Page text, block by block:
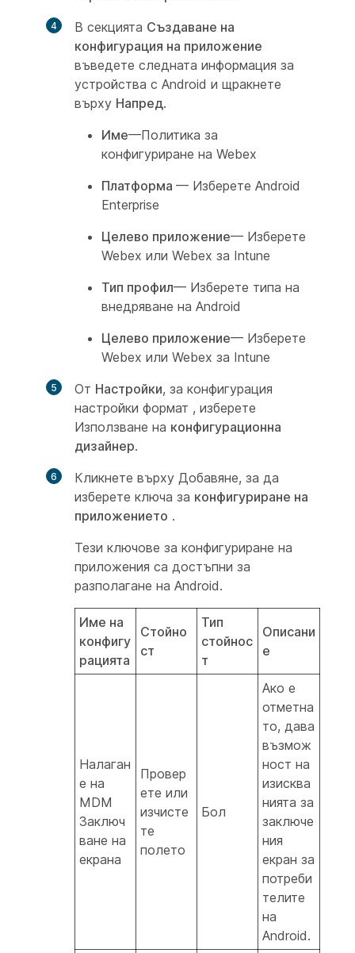
В секцията Създаване на
конфигурация на приложение
въведете следната информация за
устройства с Android и щракнете
върху Напред.
Име—Политика за
конфигуриране на Webex
Платформа — Изберете Android
Enterprise
Целево приложение— Изберете
Webex или Webex за Intune
Тип профил— Изберете типа на
внедряване на Android
Целево приложение— Изберете
Webex или Webex за Intune
От Настройки, за конфигурация
настройки формат , изберете
Използване на конфигурационна
дизайнер.
Кликнете върху Добавяне, за да
изберете ключа за конфигуриране на
приложението .
Тези ключове за конфигуриране на
приложения са достъпни за
разполагане на Android.
Име на
конфигу
рацията
Стойно
ст
Тип
стойнос
т
Описани
е
Налаган
е на
MDM
Заключ
ване на
екрана
Провер
ете или
изчисте
те
полето
Бол
Ако е
отметна
то, дава
възмож
ност на
изисква
нията за
заключе
ния
екран за
потреби
телите
на
Android.